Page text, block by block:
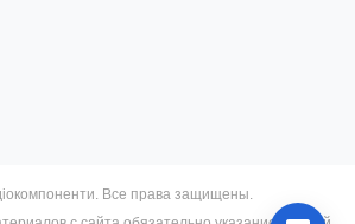
Все права защищены.